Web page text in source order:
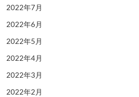
2022年7月
2022年6月
2022年5月
2022年4月
2022年3月
2022年2月